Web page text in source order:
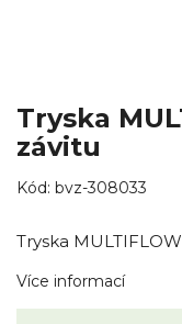
Tryska
závitu
Kód: bvz-308033
Tryska
Více informací